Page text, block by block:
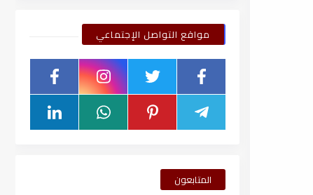
مواقع التواصل الإجتماعي
المتابعون